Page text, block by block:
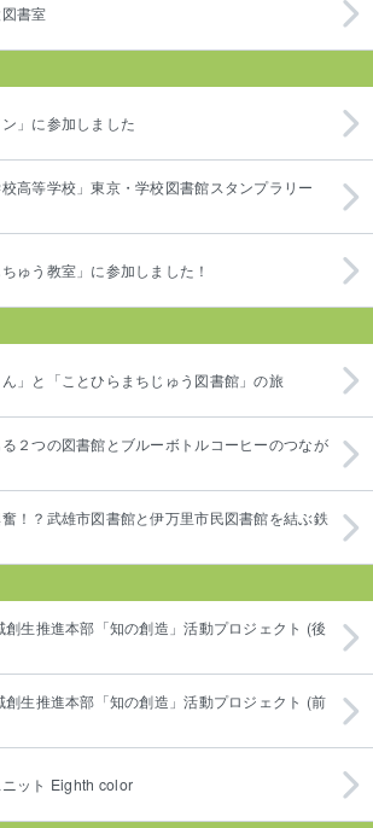
書室
ン」に参加しました
校高等学校」東京・学校図書館スタンプラリー
ゅう教室」に参加しました！
ん」と「ことひらまちじゅう図書館」の旅
２つの図書館とブルーボトルコーヒーのつなが
！？武雄市図書館と伊万里市民図書館を結ぶ鉄
創生推進本部「知の創造」活動プロジェクト (後
創生推進本部「知の創造」活動プロジェクト (前
ット Eighth color